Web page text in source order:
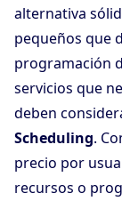
alternativa
pequeños que
programación
servicios que
deben
Scheduling.
precio por
recursos o